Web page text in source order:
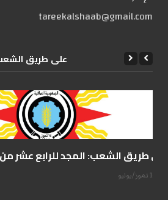
tareekalshaab@gmail.com
علی طریق
على طريق الشعب: المجد للرابع عشر
14 تموز/يوليو